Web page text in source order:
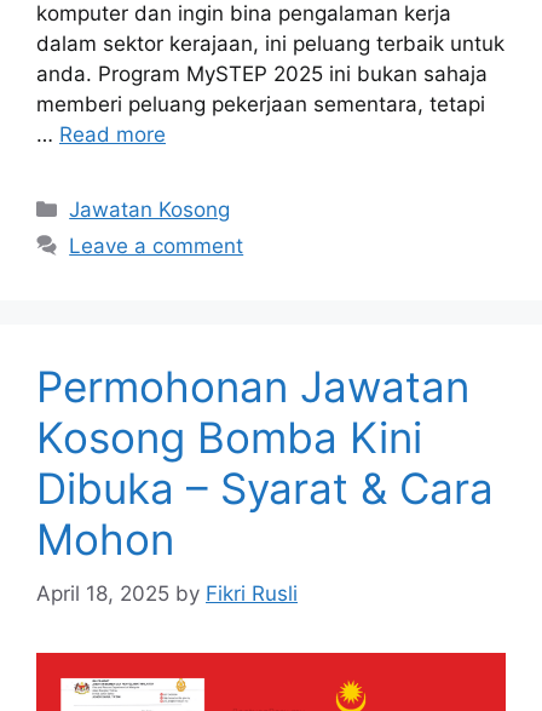
komputer dan ingin bina pengalaman kerja
dalam sektor kerajaan, ini peluang terbaik untuk
anda. Program MySTEP 2025 ini bukan sahaja
memberi peluang pekerjaan sementara, tetapi
… Read more
Categories
Jawatan Kosong
Leave a comment
Permohonan Jawatan
Kosong Bomba Kini
Dibuka – Syarat & Cara
Mohon
April 18, 2025 by Fikri Rusli